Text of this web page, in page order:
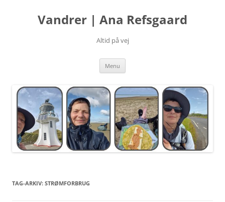
Vandrer | Ana Refsgaard
Altid på vej
Menu
TAG-ARKIV: STRØMFORBRUG